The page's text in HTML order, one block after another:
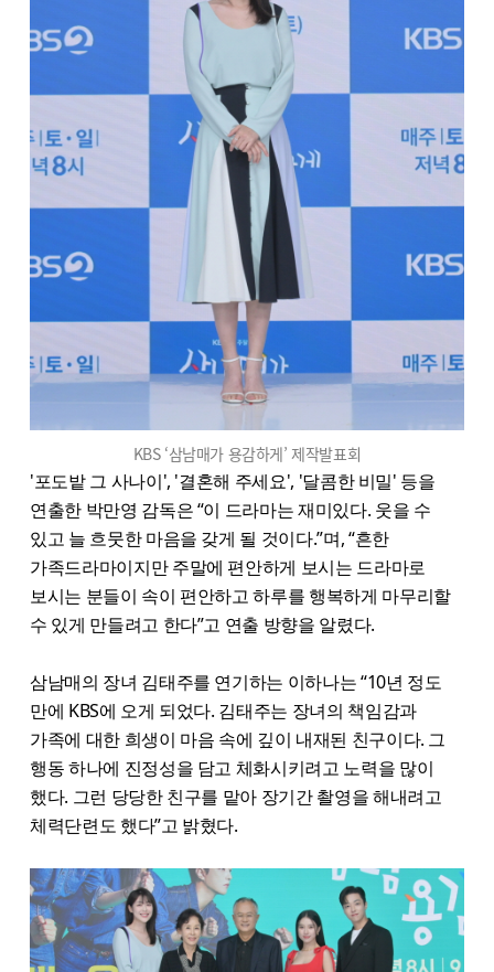
KBS ‘삼남매가 용감하게’ 제작발표회
'포도밭 그 사나이', '결혼해 주세요', '달콤한 비밀' 등을
연출한 박만영 감독은 “이 드라마는 재미있다. 웃을 수
있고 늘 흐뭇한 마음을 갖게 될 것이다.”며, “흔한
가족드라마이지만 주말에 편안하게 보시는 드라마로
보시는 분들이 속이 편안하고 하루를 행복하게 마무리할
수 있게 만들려고 한다”고 연출 방향을 알렸다.
삼남매의 장녀 김태주를 연기하는 이하나는 “10년 정도
만에 KBS에 오게 되었다. 김태주는 장녀의 책임감과
가족에 대한 희생이 마음 속에 깊이 내재된 친구이다. 그
행동 하나에 진정성을 담고 체화시키려고 노력을 많이
했다. 그런 당당한 친구를 맡아 장기간 촬영을 해내려고
체력단련도 했다”고 밝혔다.